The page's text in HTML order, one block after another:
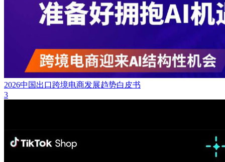
2026中国出口跨境电商发展趋势白皮书
3